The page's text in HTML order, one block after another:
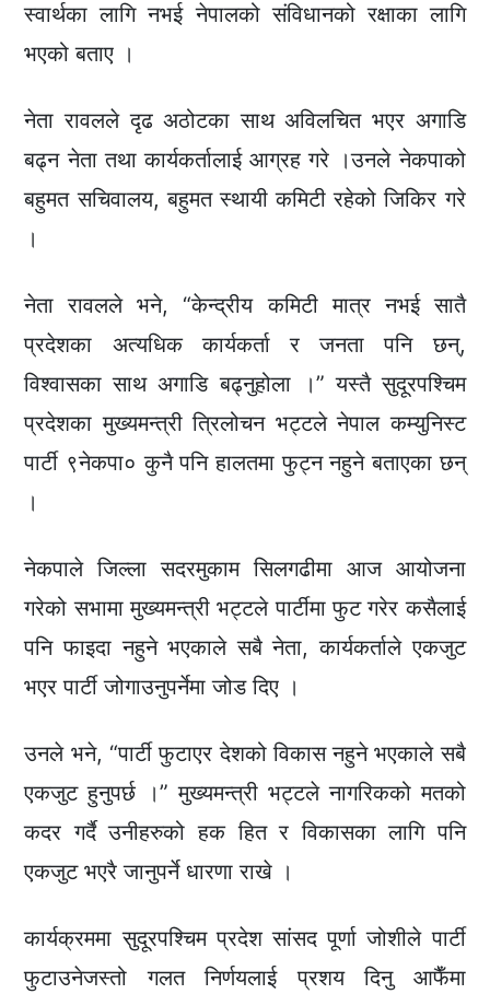
स्वार्थका लागि नभई नेपालको संविधानको रक्षाका लागि
भएको बताए ।
नेता रावलले दृढ अठोटका साथ अविलचित भएर अगाडि
बढ्न नेता तथा कार्यकर्तालाई आग्रह गरे ।उनले नेकपाको
बहुमत सचिवालय, बहुमत स्थायी कमिटी रहेको जिकिर गरे
।
नेता रावलले भने, “केन्द्रीय कमिटी मात्र नभई सातै
प्रदेशका अत्यधिक कार्यकर्ता र जनता पनि छन्,
विश्वासका साथ अगाडि बढ्नुहोला ।” यस्तै सुदूरपश्चिम
प्रदेशका मुख्यमन्त्री त्रिलोचन भट्टले नेपाल कम्युनिस्ट
पार्टी ९नेकपा० कुनै पनि हालतमा फुट्न नहुने बताएका छन्
।
नेकपाले जिल्ला सदरमुकाम सिलगढीमा आज आयोजना
गरेको सभामा मुख्यमन्त्री भट्टले पार्टीमा फुट गरेर कसैलाई
पनि फाइदा नहुने भएकाले सबै नेता, कार्यकर्ताले एकजुट
भएर पार्टी जोगाउनुपर्नेमा जोड दिए ।
उनले भने, “पार्टी फुटाएर देशको विकास नहुने भएकाले सबै
एकजुट हुनुपर्छ ।” मुख्यमन्त्री भट्टले नागरिकको मतको
कदर गर्दै उनीहरुको हक हित र विकासका लागि पनि
एकजुट भएरै जानुपर्ने धारणा राखे ।
कार्यक्रममा सुदूरपश्चिम प्रदेश सांसद पूर्णा जोशीले पार्टी
फुटाउनेजस्तो गलत निर्णयलाई प्रशय दिनु आफैँमा